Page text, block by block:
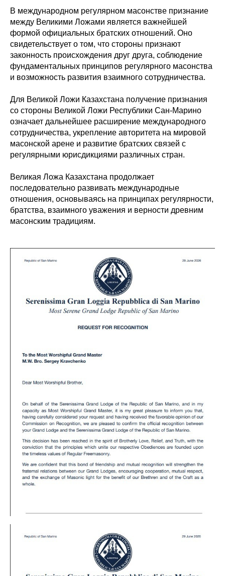
В международном регулярном масонстве признание
между Великими Ложами является важнейшей
формой официальных братских отношений. Оно
свидетельствует о том, что стороны признают
законность происхождения друг друга, соблюдение
фундаментальных принципов регулярного масонства
и возможность развития взаимного сотрудничества.
Для Великой Ложи Казахстана получение признания
со стороны Великой Ложи Республики Сан-Марино
означает дальнейшее расширение международного
сотрудничества, укрепление авторитета на мировой
масонской арене и развитие братских связей с
регулярными юрисдикциями различных стран.
Великая Ложа Казахстана продолжает
последовательно развивать международные
отношения, основываясь на принципах регулярности,
братства, взаимного уважения и верности древним
масонским традициям.